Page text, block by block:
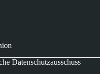
Datenschutzausschuss